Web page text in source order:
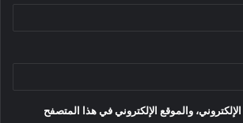
والموقع الإلكتروني في هذا المتصفح